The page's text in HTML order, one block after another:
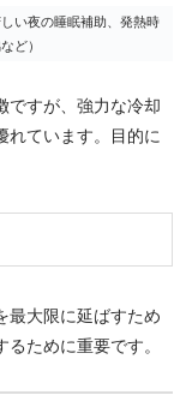
い夜の睡眠補助、発熱時
など）
ですが、強力な冷却
れています。目的に
最大限に延ばすため
ために重要です。